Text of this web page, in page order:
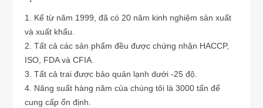
1. Kể từ năm 1999, đã có 20 năm kinh nghiệm sản xuất
và xuất khẩu.
2. Tất cả các sản phẩm đều được chứng nhận HACCP,
ISO, FDA và CFIA.
3. Tất cả trai được bảo quản lạnh dưới -25 độ.
4. Năng suất hàng năm của chúng tôi là 3000 tấn để
cung cấp ổn định.